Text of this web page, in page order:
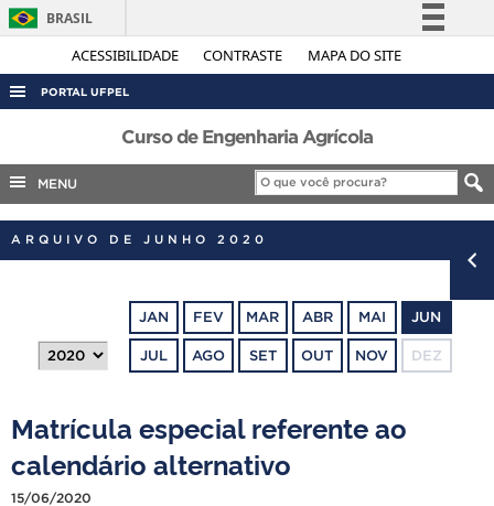
ACESSIBILIDADE CONTRASTE MAPA DO SITE
BRASIL
Simplifique!
Acesso à informação
Legislação
Canais
PORTAL UFPEL
ACESSO À INFORMAÇÃO
AUDITORIA
COBALTO
CONCURSOS
OUVIDORIA
TELEFONES
Curso de Engenharia Agrícola
MENU
ARQUIVO DE JUNHO 2020
JAN FEV MAR ABR MAI JUN
JUL AGO SET OUT NOV DEZ
Matrícula especial referente ao
calendário alternativo
15/06/2020